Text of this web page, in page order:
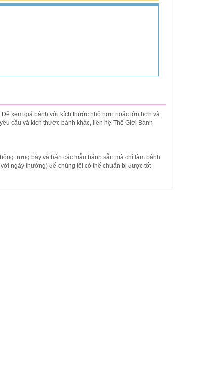
Để xem giá bánh với kích thước nhỏ hơn hoặc lớn hơn và
cầu và kích thước bánh khác, liên hệ Thế Giới Bánh
trưng bày và bán các mẫu bánh sẵn mà chỉ làm bánh
ngày thường) để chúng tôi có thể chuẩn bị được tốt